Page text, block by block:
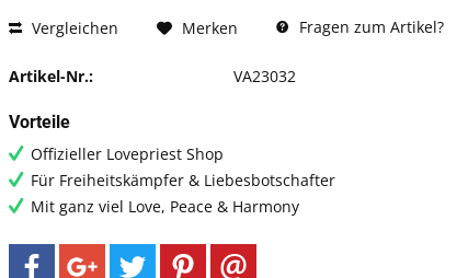
Vergleichen Merken Fragen zum Artikel?
Artikel-Nr.: VA23032
Vorteile
Offizieller Lovepriest Shop
Für Freiheitskämpfer & Liebesbotschafter
Mit ganz viel Love, Peace & Harmony